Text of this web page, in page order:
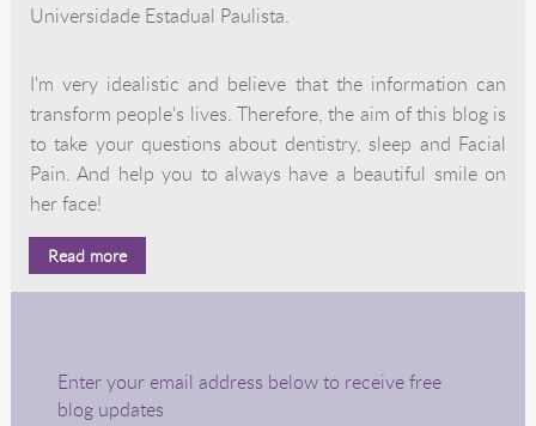
Universidade Estadual Paulista.
I'm very idealistic and believe that the information can
transform people's lives. Therefore, the aim of this blog is
to take your questions about dentistry, sleep and Facial
Pain. And help you to always have a beautiful smile on
her face!
Read more
Enter your email address below to receive free
blog updates